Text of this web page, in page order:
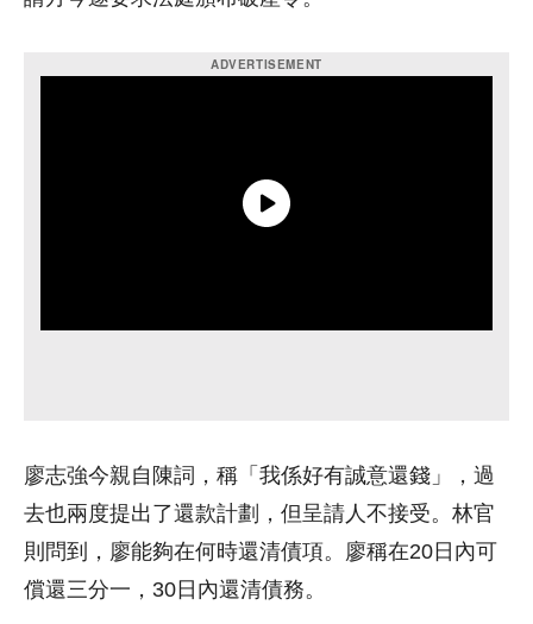
廖志強今親自陳詞，稱「我係好有誠意還錢」，過
去也兩度提出了還款計劃，但呈請人不接受。林官
則問到，廖能夠在何時還清債項。廖稱在20日內可
償還三分一，30日內還清債務。